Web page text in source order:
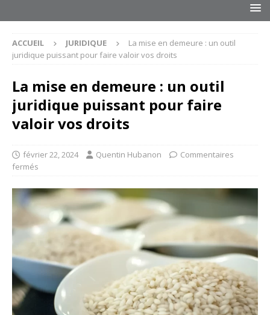
ACCUEIL JURIDIQUE
La mise en demeure : un outil
juridique puissant pour faire valoir vos droits
La mise en demeure : un outil
juridique puissant pour faire
valoir vos droits
février 22, 2024 Quentin Hubanon
Commentaires
fermés